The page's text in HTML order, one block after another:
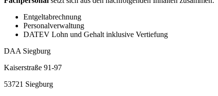
Entgeltabrechnung
Personalverwaltung
DATEV Lohn und Gehalt inklusive Vertiefung
DAA Siegburg
Kaiserstraße 91-97
53721 Siegburg